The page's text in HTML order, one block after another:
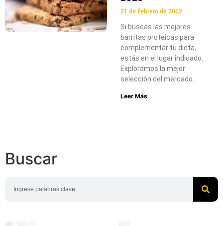
21 de febrero de 2022
Si buscas las mejores
barritas proteicas para
complementar tu dieta,
estás en el lugar indicado.
Exploramos la mejor
selección del mercado.
Leer Más
Buscar